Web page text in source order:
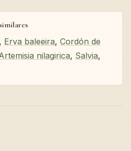
, Erva baleeira, Cordón de
nilagirica, Salvia,